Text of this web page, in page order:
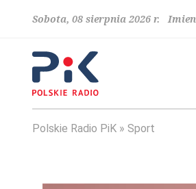
Sobota, 08 sierpnia 2026 r.
Polskie Radio PiK Sport